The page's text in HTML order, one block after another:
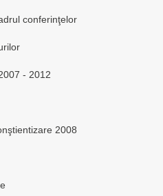
conferinţelor
- 2012
2008